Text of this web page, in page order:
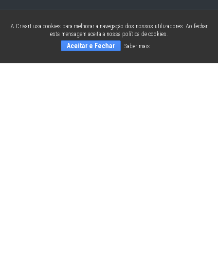
A Crivart usa cookies para melhorar a navegação dos nossos utilizadores. Ao fechar
esta mensagem aceita a nossa política de cookies.
Aceitar e Fechar Saber mais